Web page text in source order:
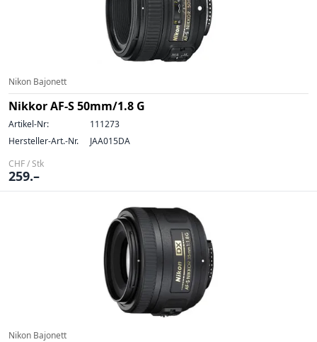
Nikon Bajonett
Nikkor AF-S 50mm/1.8 G
Artikel-Nr:
111273
Hersteller-Art.-Nr.
JAA015DA
CHF / Stk
259.–
Nikon Bajonett